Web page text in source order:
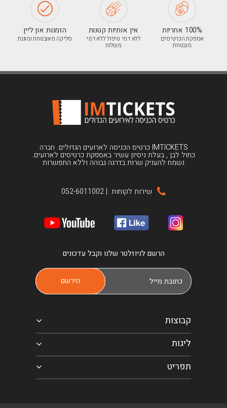
100% אחריות
אספקת הכרטיסים
מובטחת
אין אותיות קטנות
ללא דמי טיפול ללא דמי
משלוח
הזמנות און ליין
סליקה מאובטחת ומוגנת
IMTICKETS כרטיס הכניסה לארועים הגדולים. חברה
כחול לבן , בעלת ניסיון עשיר באספקת כרטיסים לארועים.
נשמח להעניק שרות בדרגה גבוהה וללא התפשרות
שירות לקוחות |
052-6011002
הרשם לניוזלטר שלנו וקבל עדכונים
קבוצות
ליגות
תפריט